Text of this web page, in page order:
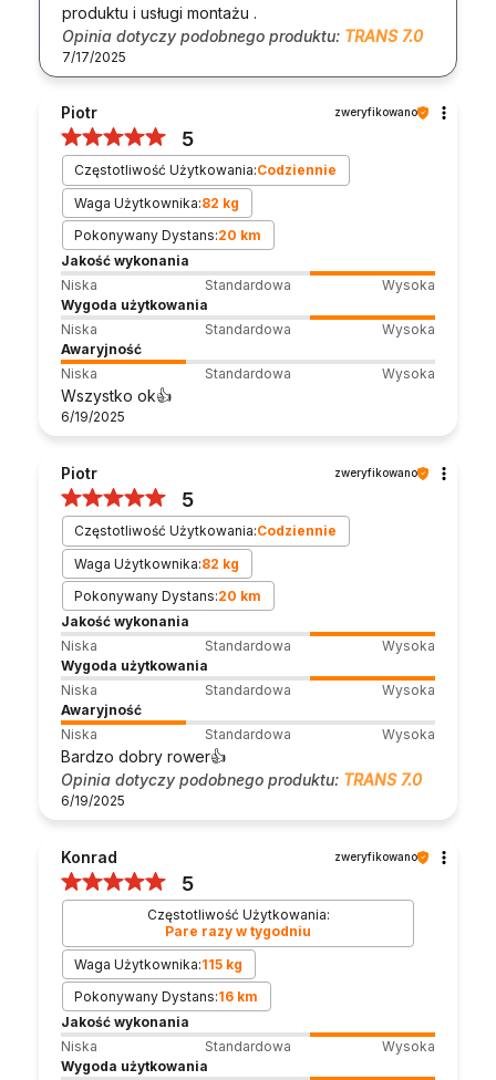
produktu i usługi montażu .
Opinia dotyczy podobnego produktu: TRANS 7.0
7/17/2025
Piotr zweryfikowano
5
Częstotliwość Użytkowania:Codziennie
Waga Użytkownika:82 kg
Pokonywany Dystans:20 km
Jakość wykonania
Niska
Standardowa
Wysoka
Wygoda użytkowania
Niska
Standardowa
Wysoka
Awaryjność
Niska
Standardowa Wysoka
Wszystko ok👍️
6/19/2025
Piotr zweryfikowano
5
Częstotliwość Użytkowania:Codziennie
Waga Użytkownika:82 kg
Pokonywany Dystans:20 km
Jakość wykonania
Niska
Standardowa
Wysoka
Wygoda użytkowania
Niska
Standardowa
Wysoka
Awaryjność
Niska
Standardowa Wysoka
Bardzo dobry rower👍️
Opinia dotyczy podobnego produktu: TRANS 7.0
6/19/2025
Konrad zweryfikowano
5
Częstotliwość Użytkowania:
Pare razy w tygodniu
Waga Użytkownika:115 kg
Pokonywany Dystans:16 km
Jakość wykonania
Niska
Standardowa
Wysoka
Wygoda użytkowania